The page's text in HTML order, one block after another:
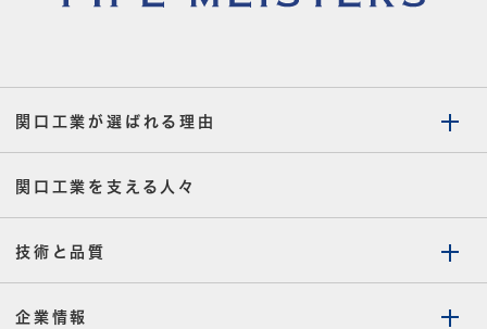
関口工業が選ばれる理由
関口工業を支える人々
技術と品質
企業情報